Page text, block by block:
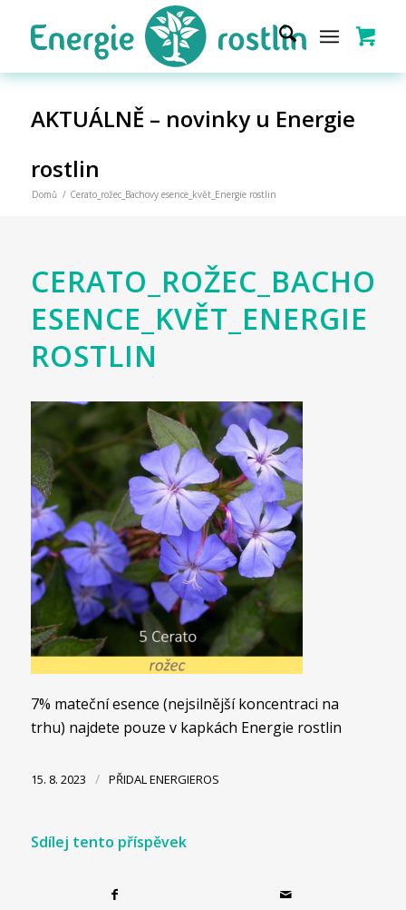
AKTUÁLNĚ – novinky u Energie
rostlin
Domů / Cerato_rožec_Bachovy esence_květ_Energie rostlin
ESENCE_KVĚT_ENERGIE
ROSTLIN
7% mateční esence (nejsilnější koncentraci na
trhu) najdete pouze v kapkách Energie rostlin
15. 8. 2023 / PŘIDALENERGIEROS
Sdílej tento příspěvek